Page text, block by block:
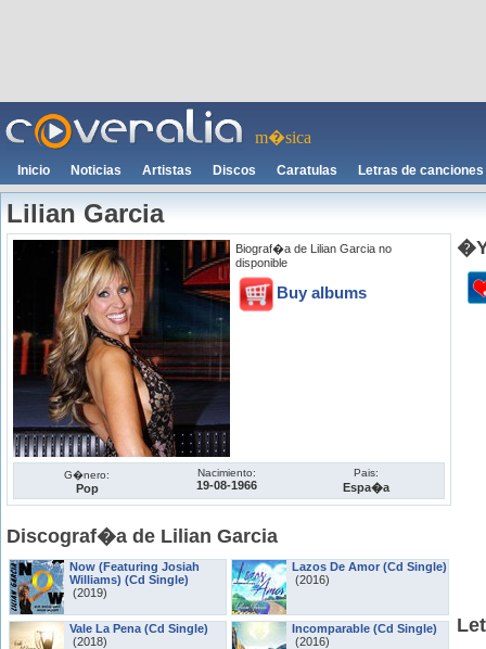
m�sica
Inicio Noticias Artistas Discos Caratulas Letras de canciones
Lilian Garcia
Biograf�a de Lilian Garcia no
disponible
Buy albums
G�nero:
Pop
Nacimiento:
19-08-1966
Pais:
Espa�a
Discograf�a de Lilian Garcia
Now (Featuring Josiah
Williams) (Cd Single)
(2019)
Vale La Pena (Cd Single)
(2018)
Lazos De Amor (Cd Single)
(2016)
Incomparable (Cd Single)
(2016)